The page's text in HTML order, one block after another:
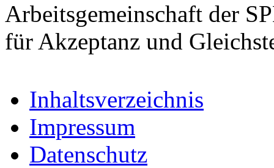
Arbeitsgemeinschaft der
für Akzeptanz und
Inhaltsverzeichnis
Impressum
Datenschutz